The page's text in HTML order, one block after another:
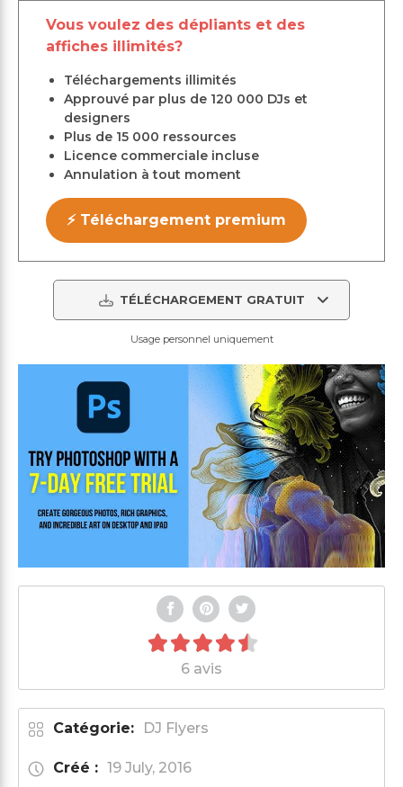
Vous voulez des dépliants et des
affiches illimités?
Téléchargements illimités
Approuvé par plus de 120 000 DJs et
designers
Plus de 15 000 ressources
Licence commerciale incluse
Annulation à tout moment
⚡ Téléchargement premium
TÉLÉCHARGEMENT GRATUIT
Usage personnel uniquement
6 avis
Catégorie: DJ Flyers
Créé : 19 July, 2016